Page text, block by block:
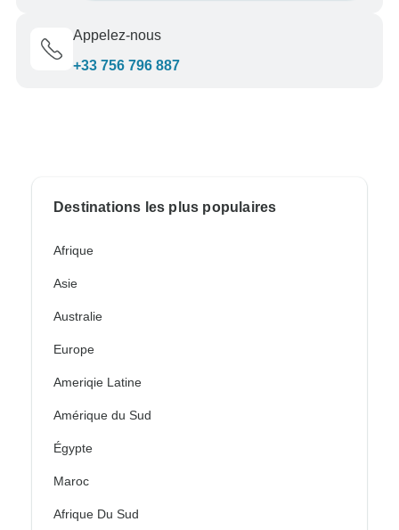
Appelez-nous
+33 756 796 887
Destinations les plus populaires
Afrique
Asie
Australie
Europe
Ameriqie Latine
Amérique du Sud
Égypte
Maroc
Afrique Du Sud